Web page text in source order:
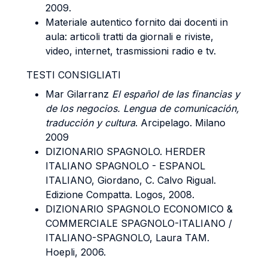
2009.
Materiale autentico fornito dai docenti in
aula: articoli tratti da giornali e riviste,
video, internet, trasmissioni radio e tv.
TESTI CONSIGLIATI
Mar Gilarranz El español de las financias y
de los negocios. Lengua de comunicación,
traducción y cultura. Arcipelago. Milano
2009
DIZIONARIO SPAGNOLO. HERDER
ITALIANO SPAGNOLO - ESPANOL
ITALIANO, Giordano, C. Calvo Rigual.
Edizione Compatta. Logos, 2008.
DIZIONARIO SPAGNOLO ECONOMICO &
COMMERCIALE SPAGNOLO-ITALIANO /
ITALIANO-SPAGNOLO, Laura TAM.
Hoepli, 2006.